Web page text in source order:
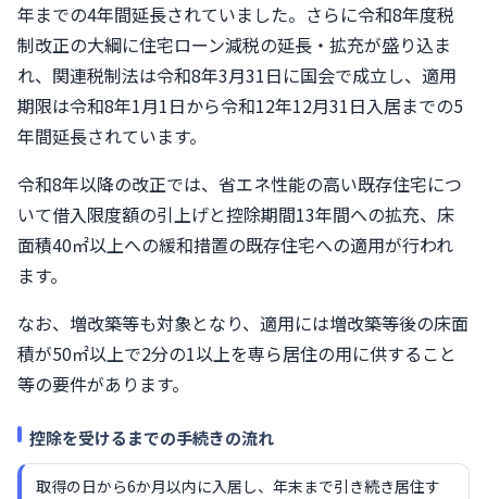
年までの4年間延長されていました。さらに令和8年度税
制改正の大綱に住宅ローン減税の延長・拡充が盛り込ま
れ、関連税制法は令和8年3月31日に国会で成立し、適用
期限は令和8年1月1日から令和12年12月31日入居までの5
年間延長されています。
令和8年以降の改正では、省エネ性能の高い既存住宅につ
いて借入限度額の引上げと控除期間13年間への拡充、床
面積40㎡以上への緩和措置の既存住宅への適用が行われ
ます。
なお、増改築等も対象となり、適用には増改築等後の床面
積が50㎡以上で2分の1以上を専ら居住の用に供すること
等の要件があります。
控除を受けるまでの手続きの流れ
取得の日から6か月以内に入居し、年末まで引き続き居住す